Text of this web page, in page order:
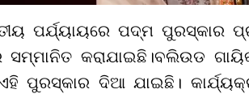
ପର୍ଯ୍ୟାୟରେ ପଦ୍ମ ପୁରସ୍କାର
କରାଯାଇଛି।ବଲିଉଡ
ପୁରସ୍କାର ଦିଆ ଯାଇଛି।